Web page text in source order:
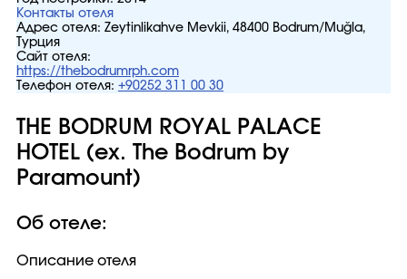
Контакты отеля
Адрес отеля: Zeytinlikahve Mevkii, 48400 Bodrum/Muğla,
Турция
Сайт отеля:
https://thebodrumrph.com
Телефон отеля: +90252 311 00 30
THE BODRUM ROYAL PALACE
HOTEL (ex. The Bodrum by
Paramount)
Об отеле:
Описание отеля